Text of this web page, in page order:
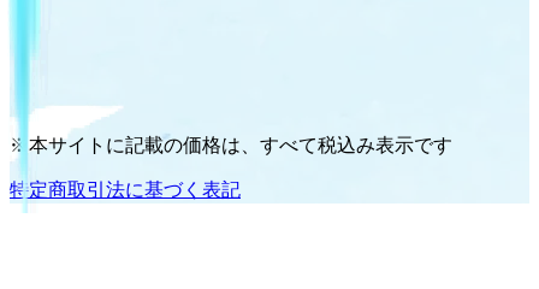
※本サイトに記載の価格は、すべて税込み表示です
特定商取引法に基づく表記